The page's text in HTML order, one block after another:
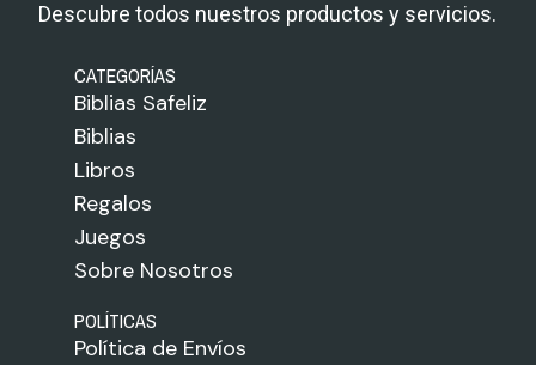
Descubre todos nuestros productos y servicios.
CATEGORÍAS
Biblias Safeliz
Biblias
Libros
Regalos
Juegos
Sobre Nosotros
POLÍTICAS
Política de Envíos